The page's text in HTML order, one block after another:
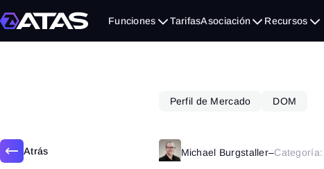
Funciones TarifasAsociación Recursos
Atrás
Perfil de Mercado DOM
Michael Burgstaller–Categoría: